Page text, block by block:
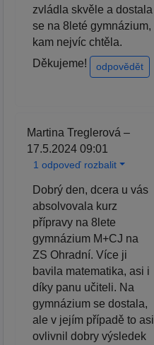
zvládla skvěle a dostala
se na 8leté gymnázium,
kam nejvíc chtěla.
Děkujeme!
odpovědět
Martina Treglerová –
17.5.2024 09:01
1 odpoveď rozbalit
Dobrý den, dcera u vás
absolvovala kurz
přípravy na 8lete
gymnázium M+CJ na
ZS Ohradní. Více ji
bavila matematika, asi i
díky panu učiteli. Na
gymnázium se dostala,
ale v jejím případě to asi
ovlivnil dobry výsledek